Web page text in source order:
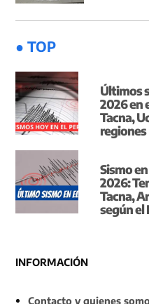
● TOP
Últimos
2026 en
Tacna,
regiones
Sismo
2026:
Tacna,
según el
INFORMACIÓN
Contacto y quienes